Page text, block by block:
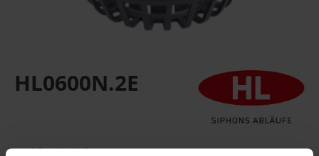
HL0600N.2E
Laubfangkorb für HL600N